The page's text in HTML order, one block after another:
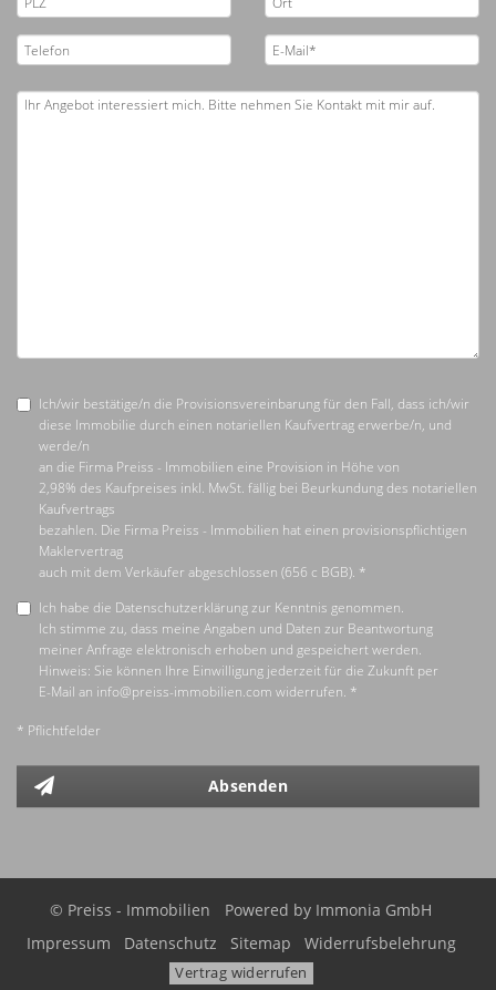
Ich/wir bestätige/n die Provisionsvereinbarung für den Fall, dass ich/wir
diese Immobilie durch einen notariellen Kaufvertrag erwerbe/n, und
werde/n
an die Firma Preiss - Immobilien eine Provision in Höhe von
2,98% des Kaufpreises inkl. MwSt. fällig bei Beurkundung des notariellen
Kaufvertrags
bezahlen. Die Firma Preiss - Immobilien hat einen provisionspflichtigen
Maklervertrag
auch mit dem Verkäufer abgeschlossen (656 c BGB). *
Ich habe die Datenschutzerklärung zur Kenntnis genommen.
Ich stimme zu, dass meine Angaben und Daten zur Beantwortung
meiner Anfrage elektronisch erhoben und gespeichert werden.
Hinweis: Sie können Ihre Einwilligung jederzeit für die Zukunft per
E-Mail an info@preiss-immobilien.com widerrufen. *
* Pflichtfelder
Absenden
© Preiss - Immobilien Powered by Immonia GmbH
Impressum
Datenschutz Sitemap Widerrufsbelehrung
Vertrag widerrufen